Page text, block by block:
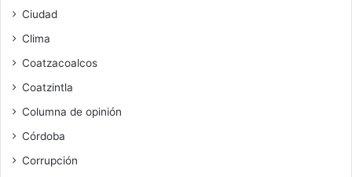
Ciudad
Clima
Coatzacoalcos
Coatzintla
Columna de opinión
Córdoba
Corrupción